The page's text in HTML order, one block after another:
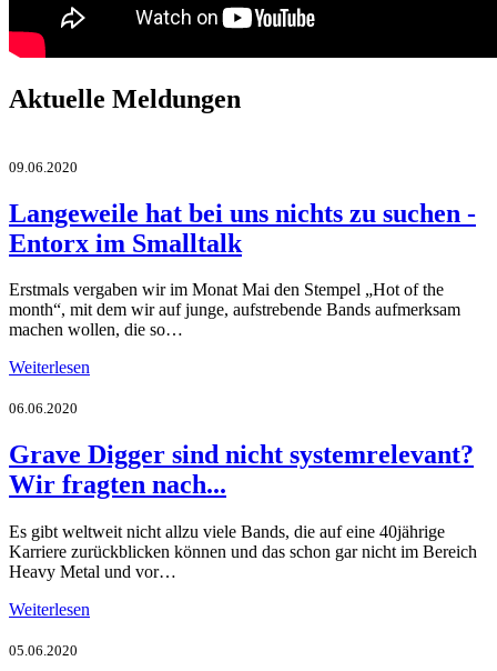
Aktuelle Meldungen
09.06.2020
Langeweile hat bei uns nichts zu suchen -
Entorx im Smalltalk
Erstmals vergaben wir im Monat Mai den Stempel „Hot of the
month“, mit dem wir auf junge, aufstrebende Bands aufmerksam
machen wollen, die so…
Weiterlesen
06.06.2020
Grave Digger sind nicht systemrelevant?
Wir fragten nach...
Es gibt weltweit nicht allzu viele Bands, die auf eine 40jährige
Karriere zurückblicken können und das schon gar nicht im Bereich
Heavy Metal und vor…
Weiterlesen
05.06.2020